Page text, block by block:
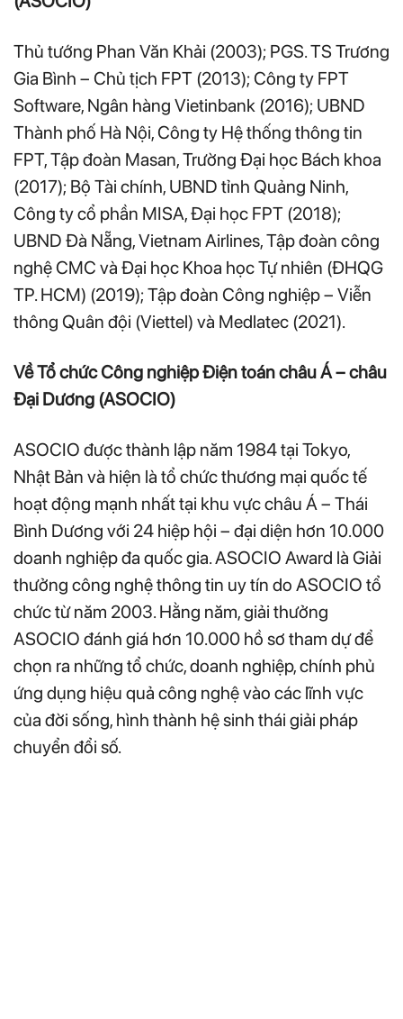
Thủ tướng Phan Văn Khải (2003); PGS. TS Trương
Gia Bình – Chủ tịch FPT (2013); Công ty FPT
Software, Ngân hàng Vietinbank (2016); UBND
Thành phố Hà Nội, Công ty Hệ thống thông tin
FPT, Tập đoàn Masan, Trường Đại học Bách khoa
(2017); Bộ Tài chính, UBND tỉnh Quảng Ninh,
Công ty cổ phần MISA, Đại học FPT (2018);
UBND Đà Nẵng, Vietnam Airlines, Tập đoàn công
nghệ CMC và Đại học Khoa học Tự nhiên (ĐHQG
TP. HCM) (2019); Tập đoàn Công nghiệp – Viễn
thông Quân đội (Viettel) và Medlatec (2021).
Về Tổ chức Công nghiệp Điện toán châu Á – châu
Đại Dương (ASOCIO)
ASOCIO được thành lập năm 1984 tại Tokyo,
Nhật Bản và hiện là tổ chức thương mại quốc tế
hoạt động mạnh nhất tại khu vực châu Á – Thái
Bình Dương với 24 hiệp hội – đại diện hơn 10.000
doanh nghiệp đa quốc gia. ASOCIO Award là Giải
thưởng công nghệ thông tin uy tín do ASOCIO tổ
chức từ năm 2003. Hằng năm, giải thưởng
ASOCIO đánh giá hơn 10.000 hồ sơ tham dự để
chọn ra những tổ chức, doanh nghiệp, chính phủ
ứng dụng hiệu quả công nghệ vào các lĩnh vực
của đời sống, hình thành hệ sinh thái giải pháp
chuyển đổi số.